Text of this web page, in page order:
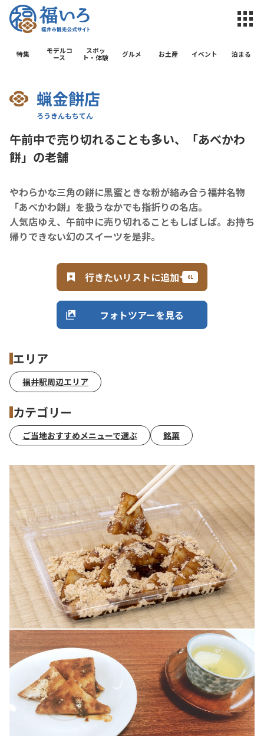
福井市観光
特集
モデルコ
ース
スポッ
ト・体験
グルメ お土産 イベント 泊まる
蝋金餅店
午前中で売り切れることも多い、「あべかわ
餅」の老舗
やわらかな三角の餅に黒蜜ときな粉が絡み合う福井名物
「あべかわ餅」を扱うなかでも指折りの名店。
人気店ゆえ、午前中に売り切れることもしばしば。お持ち
帰りできない幻のスイーツを是非。
行きたいリストに追加
フォトツアーを見る
エリア
福井駅周辺エリア
カテゴリー
ご当地おすすめメニューで選ぶ 銘菓